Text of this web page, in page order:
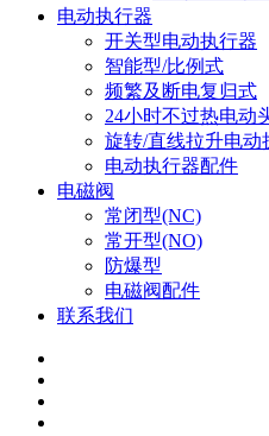
电动执行器
开关型电动执行器
智能型/比例式
频繁及断电复归式
24小时不过热电动
旋转/直线拉升电动
电动执行器配件
电磁阀
常闭型(NC)
常开型(NO)
防爆型
电磁阀配件
联系我们